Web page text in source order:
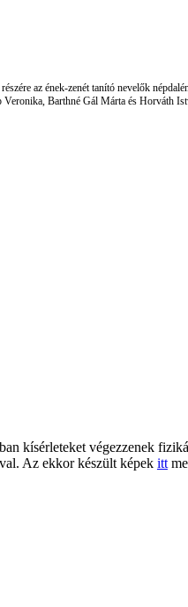
az ének-zenét tanító nevelők
Veronika, Barthné Gál Mártaés Horváth
kísérleteket végezzenek
Az ekkor készült képek itt